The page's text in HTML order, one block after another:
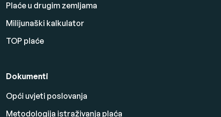
Plaće u drugim zemljama
Milijunaški kalkulator
TOP plaće
Dokumenti
Opći uvjeti poslovanja
Metodologija istraživanja plaća